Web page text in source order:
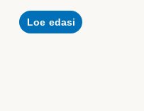
Loe edasi